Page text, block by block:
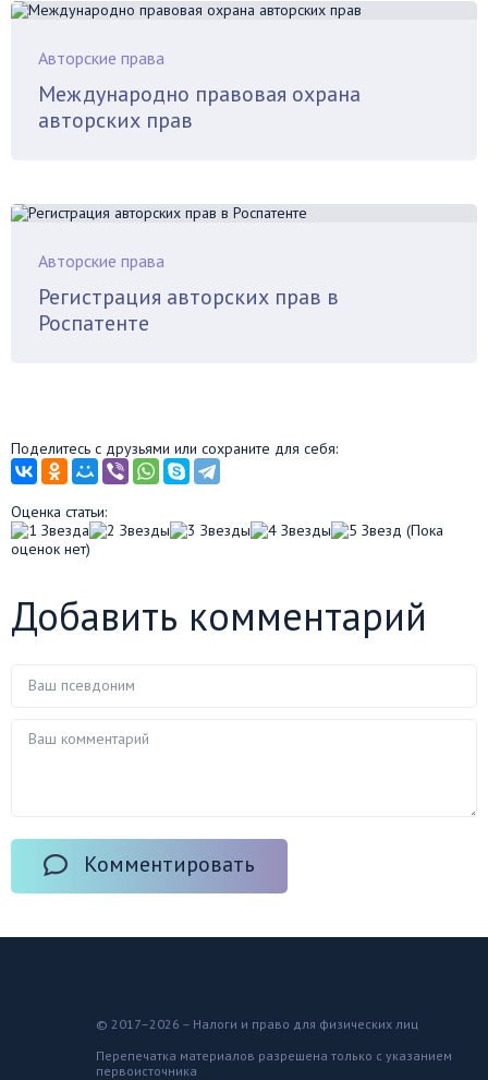
Авторские права
Международно правовая охрана
авторских прав
Авторские права
Регистрация авторских прав в
Роспатенте
Поделитесь с друзьями или сохраните для себя:
Оценка статьи:
(Пока
оценок нет)
Добавить комментарий
Комментировать
© 2017–2026 – Налоги и право для физических лиц
Перепечатка материалов разрешена только с указанием
первоисточника